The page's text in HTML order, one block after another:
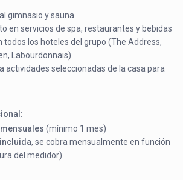
gimnasio y sauna
en servicios de spa, restaurantes y bebidas
todos los hoteles del grupo (The Address,
Labourdonnais)
actividades seleccionadas de la casa para
(mínimo 1 mes)
, se cobra mensualmente en función
del medidor)